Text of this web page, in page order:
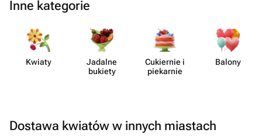
Inne kategorie
Kwiaty
Jadalne
bukiety
Cukiernie i
piekarnie
Balony
Dostawa kwiatów w innych miastach